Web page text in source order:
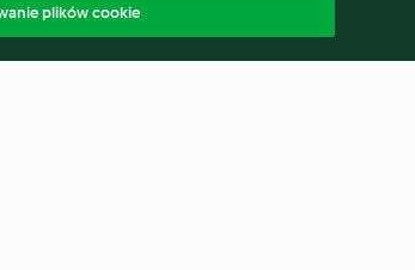
plików cookie